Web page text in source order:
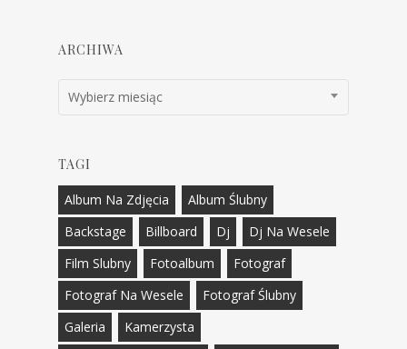
ARCHIWA
Archiwa
Wybierz miesiąc
TAGI
Album Na Zdjęcia
Album Ślubny
Backstage
Billboard Dj
Dj Na Wesele
Film Slubny
Fotoalbum
Fotograf
Fotograf Na Wesele
Fotograf Ślubny
Galeria
Kamerzysta